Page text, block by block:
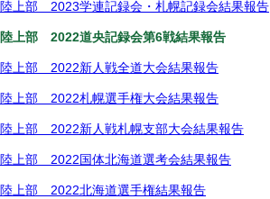
陸上部 2023学連記録会・札幌記録会結果報告
陸上部 2022道央記録会第6戦結果報告
陸上部 2022新人戦全道大会結果報告
陸上部 2022札幌選手権大会結果報告
陸上部 2022新人戦札幌支部大会結果報告
陸上部 2022国体北海道選考会結果報告
陸上部 2022北海道選手権結果報告